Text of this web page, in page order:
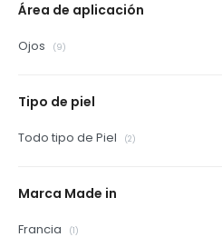
Área de aplicación
Ojos (9)
Tipo de piel
Todo tipo de Piel (2)
Marca Made in
Francia (1)